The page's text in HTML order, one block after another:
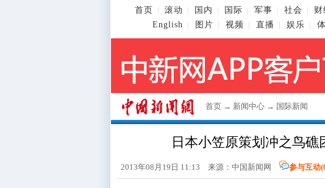
首页 滚动 国内 国际 军事 社会 财
English
图片 视频 直播 娱乐
首页 → 新闻中心 → 国际新闻
日本小笠原策划冲之鸟
2013年08月19日 11:13 来源： 中国新闻网 参与互动(